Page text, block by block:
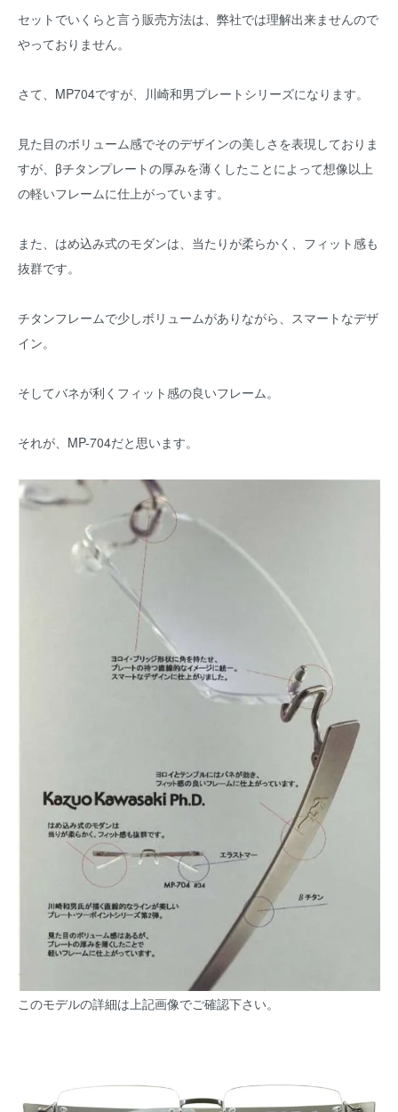
セットでいくらと言う販売方法は、弊社では理解出来ませんので
やっておりません。
さて、MP704ですが、川崎和男プレートシリーズになります。
見た目のボリューム感でそのデザインの美しさを表現しておりま
すが、βチタンプレートの厚みを薄くしたことによって想像以上
の軽いフレームに仕上がっています。
また、はめ込み式のモダンは、当たりが柔らかく、フィット感も
抜群です。
チタンフレームで少しボリュームがありながら、スマートなデザ
イン。
そしてバネが利くフィット感の良いフレーム。
それが、MP-704だと思います。
このモデルの詳細は上記画像でご確認下さい。